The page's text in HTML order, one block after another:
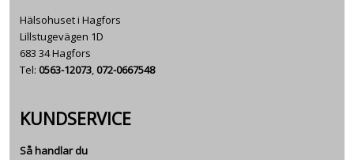
Hälsohuset i Hagfors
Lillstugevägen 1D
683 34 Hagfors
Tel: 0563-12073,072-0667548
KUNDSERVICE
Så handlar du